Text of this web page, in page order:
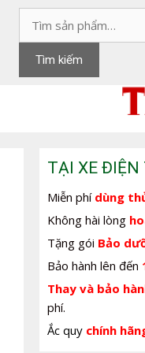
kiếm:
Tìm kiếm
TẠI XE ĐIỆN
Miễn phí dùng
Không hài lòng
Tặng gói Bảo
Bảo hành lên đến
Thay và bảo
phí.
Ắc quy chính